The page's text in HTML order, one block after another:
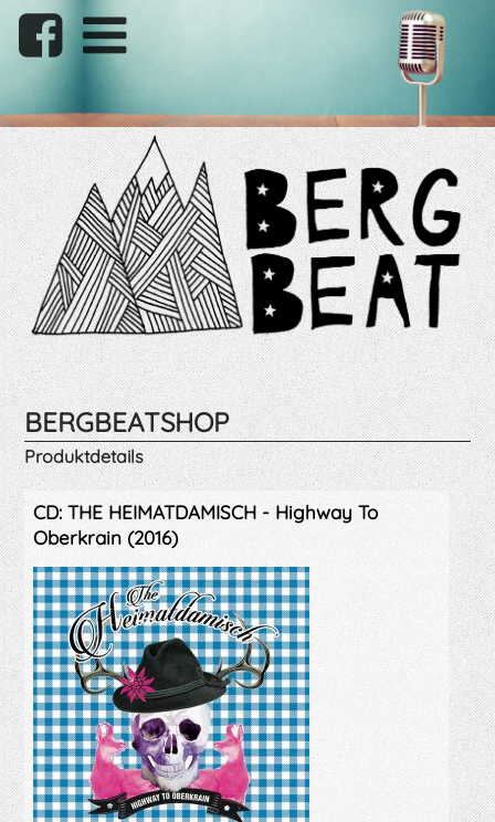
BERGBEATSHOP
Produktdetails
CD: THE HEIMATDAMISCH - Highway To
Oberkrain (2016)